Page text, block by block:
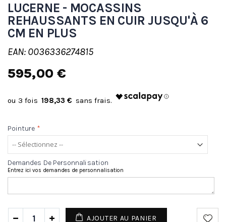
LUCERNE - MOCASSINS
REHAUSSANTS EN CUIR JUSQU'À 6
CM EN PLUS
EAN: 0036336274815
595,00 €
198,33 €
Pointure *
Demandes De Personnalisation
Entrez ici vos demandes de personnalisation
AJOUTER AU PANIER